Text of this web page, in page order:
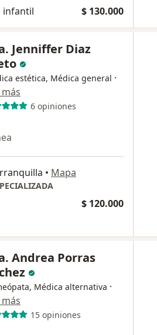
infantil $ 130.000
Jenniffer Diaz
estética, Médica general ·
6 opiniones
• Mapa
$ 120.000
Andrea Porras
Médica alternativa ·
15 opiniones